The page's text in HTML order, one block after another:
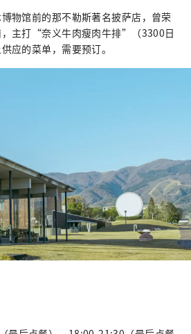
物馆前的那不勒斯著名披萨店，曾荣
，主打“奈义牛肉瘦肉牛排”（3300日
应的菜单，需要预订。